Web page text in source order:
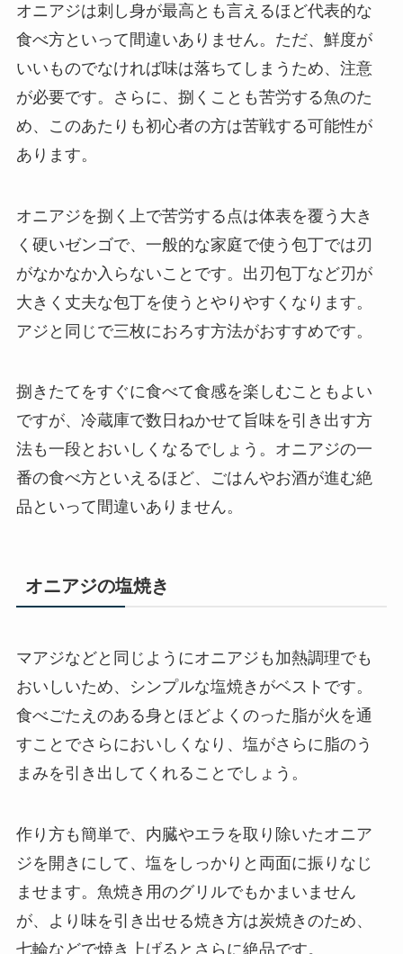
オニアジは刺し身が最高とも言えるほど代表的な
食べ方といって間違いありません。ただ、鮮度が
いいものでなければ味は落ちてしまうため、注意
が必要です。さらに、捌くことも苦労する魚のた
め、このあたりも初心者の方は苦戦する可能性が
あります。
オニアジを捌く上で苦労する点は体表を覆う大き
く硬いゼンゴで、一般的な家庭で使う包丁では刃
がなかなか入らないことです。出刃包丁など刃が
大きく丈夫な包丁を使うとやりやすくなります。
アジと同じで三枚におろす方法がおすすめです。
捌きたてをすぐに食べて食感を楽しむこともよい
ですが、冷蔵庫で数日ねかせて旨味を引き出す方
法も一段とおいしくなるでしょう。オニアジの一
番の食べ方といえるほど、ごはんやお酒が進む絶
品といって間違いありません。
オニアジの塩焼き
マアジなどと同じようにオニアジも加熱調理でも
おいしいため、シンプルな塩焼きがベストです。
食べごたえのある身とほどよくのった脂が火を通
すことでさらにおいしくなり、塩がさらに脂のう
まみを引き出してくれることでしょう。
作り方も簡単で、内臓やエラを取り除いたオニア
ジを開きにして、塩をしっかりと両面に振りなじ
ませます。魚焼き用のグリルでもかまいません
が、より味を引き出せる焼き方は炭焼きのため、
七輪などで焼き上げるとさらに絶品です。